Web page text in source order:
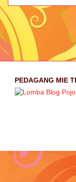
PEDAGANG MIE